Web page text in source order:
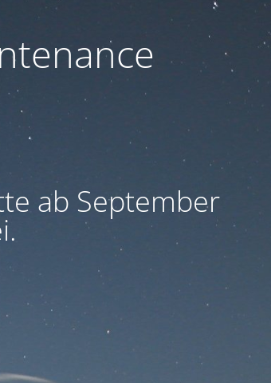
ab September